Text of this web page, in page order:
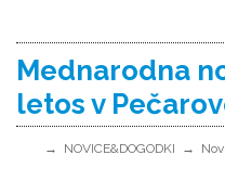
Mednarodna
letos v
NOVICE&DOGODKI